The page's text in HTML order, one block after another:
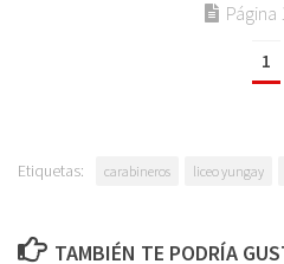
Página
1
Etiquetas: carabineros liceo yungay
TAMBIÉN TE PODRÍA